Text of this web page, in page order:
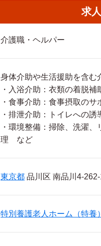
求
介護職・ヘルパー
身体介助や生活援助を含む
・入浴介助：衣類の着脱
・食事介助：食事摂取の
・排泄介助：トイレへの
・環境整備：掃除、洗濯
理 など
東京都 品川区 南品川4-262-
特別養護老人ホーム（特養）